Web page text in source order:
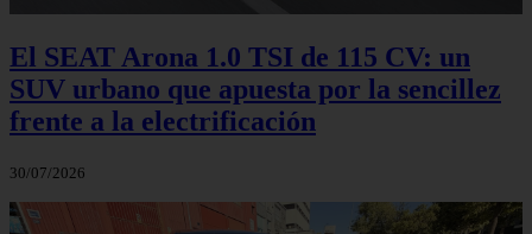
El SEAT Arona 1.0 TSI de 115 CV: un
SUV urbano que apuesta por la sencillez
frente a la electrificación
30/07/2026